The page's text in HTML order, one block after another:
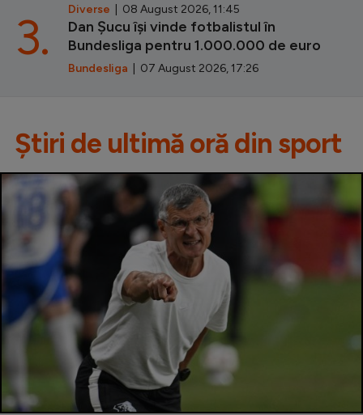
Diverse | 08 August 2026, 11:45
Dan Șucu își vinde fotbalistul în
Bundesliga pentru 1.000.000 de euro
Bundesliga | 07 August 2026, 17:26
3.
Știri de ultimă oră din sport